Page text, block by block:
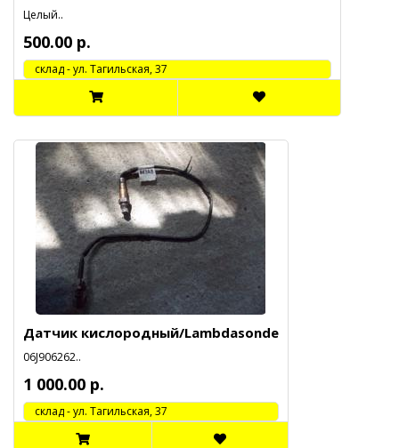
Целый..
500.00 р.
cклад - ул. Тагильская, 37
Датчик кислородный/Lambdasonde
06J906262..
1 000.00 р.
cклад - ул. Тагильская, 37